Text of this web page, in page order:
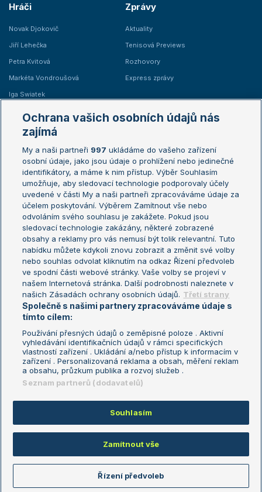
Hráči
Novak Djokovič
Jiří Lehečka
Petra Kvitová
Markéta Vondroušová
Iga Swiatek
Zprávy
Aktuality
Tenisová Previews
Rozhovory
Express zprávy
Žebříčky
Žebříček ATP (muži)
Žebříček WTA (ženy)
Sázkařský žebříček
Australian Open
French Open
Wimbledon
US Open
Turnaj mistrů
Turnaj mistryň
Aktualní trendy
Fotbalové přestupy
Livesport Daily
LS Prague Open
Podmínky užití
Nastavení soukromí
GDPR a žurnalistika
Reklama
Kontakt
Informace o zpracování osobních
údajů
Copyright © 2008-2026 TenisPortal.cz. Využíváme zpravodajství ČTK.
Ochrana vašich osobních údajů nás
zajímá
My a naši partneři 997 ukládáme do vašeho zařízení
osobní údaje, jako jsou údaje o prohlížení nebo jedinečné
identifikátory, a máme k nim přístup. Výběr Souhlasím
umožňuje, aby sledovací technologie podporovaly účely
uvedené v části My a naši partneři zpracováváme údaje za
účelem poskytování. Výběrem Zamítnout vše nebo
odvoláním svého souhlasu je zakážete. Pokud jsou
sledovací technologie zakázány, některé zobrazené
obsahy a reklamy pro vás nemusí být tolik relevantní. Tuto
nabídku můžete kdykoli znovu zobrazit a změnit své volby
nebo souhlas odvolat kliknutím na odkaz Řízení předvoleb
ve spodní části webové stránky. Vaše volby se projeví v
našem Internetová stránka. Další podrobnosti naleznete v
našich Zásadách ochrany osobních údajů. Třetí strany
Společně s našimi partnery zpracováváme údaje s
tímto cílem:
Používání přesných údajů o zeměpisné poloze . Aktivní
vyhledávání identifikačních údajů v rámci specifických
vlastností zařízení . Ukládání a/nebo přístup k informacím v
zařízení . Personalizovaná reklama a obsah, měření reklam
a obsahu, průzkum publika a rozvoj služeb .
Seznam partnerů (dodavatelů)
Souhlasím
Zamítnout vše
Řízení předvoleb